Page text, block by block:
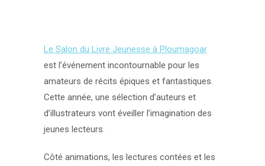
Le Salon du Livre Jeunesse à Ploumagoar
est l’événement incontournable pour les
amateurs de récits épiques et fantastiques.
Cette année, une sélection d’auteurs et
d’illustrateurs vont éveiller l’imagination des
jeunes lecteurs.
Côté animations, les lectures contées et les